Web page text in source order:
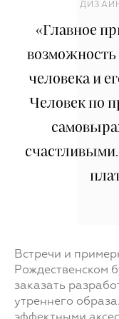
«Главное
возможность
человека и
Человек по
Встречи и
Рождественском
заказать
утреннего